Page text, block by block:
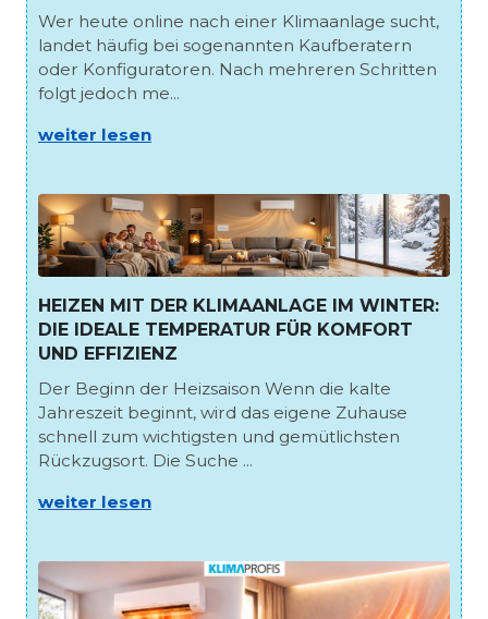
Wer heute online nach einer Klimaanlage sucht,
landet häufig bei sogenannten Kaufberatern
oder Konfiguratoren. Nach mehreren Schritten
folgt jedoch me...
weiter lesen
HEIZEN MIT DER KLIMAANLAGE IM WINTER:
DIE IDEALE TEMPERATUR FÜR KOMFORT
UND EFFIZIENZ
Der Beginn der Heizsaison Wenn die kalte
Jahreszeit beginnt, wird das eigene Zuhause
schnell zum wichtigsten und gemütlichsten
Rückzugsort. Die Suche ...
weiter lesen